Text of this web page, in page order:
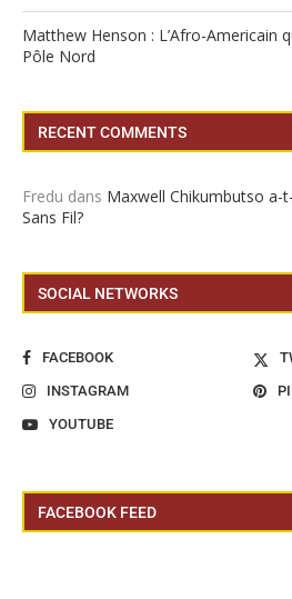
Matthew Henson : L’Afro-Americain
Pôle Nord
RECENT COMMENTS
Fredu dans Maxwell Chikumbutso a-
Sans Fil?
SOCIAL NETWORKS
FACEBOOK
INSTAGRAM
YOUTUBE
FACEBOOK FEED